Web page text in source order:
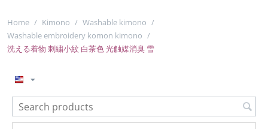
Home / Kimono / Washable kimono /
Washable embroidery komon kimono /
洗える着物 刺繍小紋 白茶色 光触媒消臭 雪